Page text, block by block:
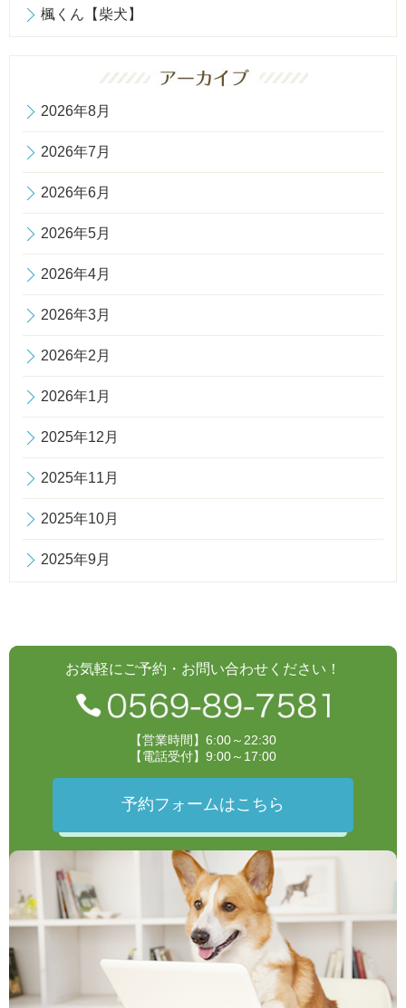
楓くん【柴犬】
2026年8月
2026年7月
2026年6月
2026年5月
2026年4月
2026年3月
2026年2月
2026年1月
2025年12月
2025年11月
2025年10月
2025年9月
お気軽にご予約・お問い合わせください！
【営業時間】6:00～22:30
【電話受付】9:00～17:00
予約フォームはこちら